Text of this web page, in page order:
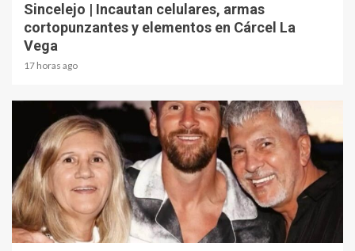
Sincelejo | Incautan celulares, armas
cortopunzantes y elementos en Cárcel La
Vega
17 horas ago
2 min read